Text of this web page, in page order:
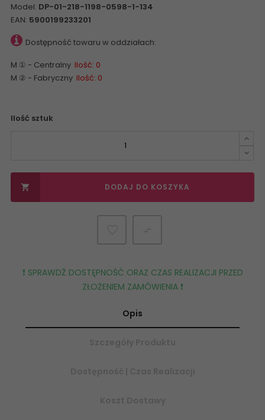
Model: DP-01-218-1198-0598-1-134
EAN: 5900199233201
Dostępność towaru w oddziałach:
M ① - Centralny Ilość: 0
M ② - Fabryczny Ilość: 0
Ilość sztuk
 DODAJ DO KOSZYKA
❗️ SPRAWDŹ DOSTĘPNOŚĆ ORAZ CZAS REALIZACJI PRZED
ZŁOŻENIEM ZAMÓWIENIA ❗️
Opis